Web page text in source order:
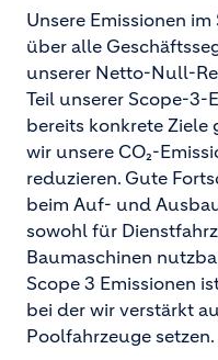
Unsere Emissionen
über alle
unserer Netto-Null-
Teil unserer Scope-3-
bereits konkrete Ziele
wir unsere CO₂-
reduzieren. Gute
beim Auf- und
sowohl für
Baumaschinen
Scope 3 Emissionen
bei der wir verstärkt
Poolfahrzeuge setzen.